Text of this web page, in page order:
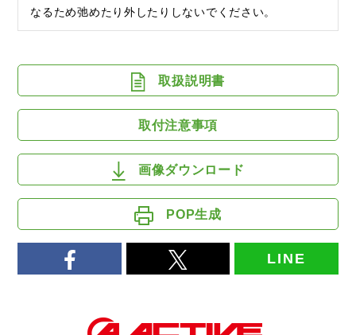
なるため弛めたり外したりしないでください。
取扱説明書
取付注意事項
画像ダウンロード
POP生成
LINE